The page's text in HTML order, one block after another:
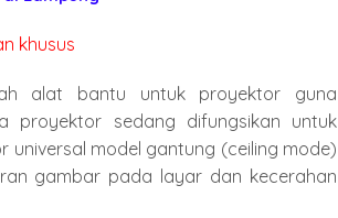
khusus
alat bantu untuk proyektor guna
proyektor sedang difungsikan untuk
universal model gantung (ceiling mode)
gambar pada layar dan kecerahan